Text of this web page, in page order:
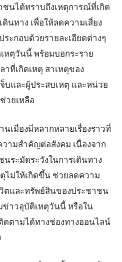
นได้ทราบถึงเหตุการณ์ที่เกิด
นทาง เพื่อให้ลดความเสี่ยง
ะกอบด้วยรายละเอียดต่างๆ
หตุวันนี้ พร้อมบอกระราย
าที่เกิดเหตุ สาเหตุของ
บและผู้ประสบเหตุ และหน่วย
วยเหลือ
มืองมีหลากหลายเรื่องราวที่
ามสำคัญต่อสังคม เนื่องจาก
ระมัดระวังในการเดินทาง
ไม่ให้เกิดขึ้น ช่วยลดความ
ตและทรัพย์สินของประชาชน
ข่าวอุบัติเหตุวันนี้ หรือใน
ดตามได้ทางช่องทางออนไลน์